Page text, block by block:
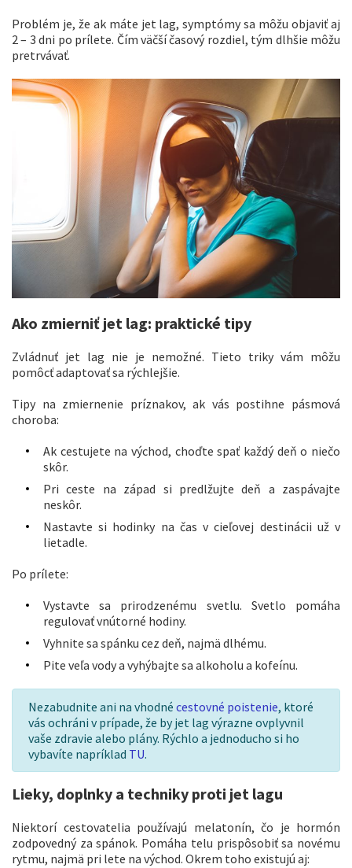
Problém je, že ak máte jet lag, symptómy sa môžu objaviť aj
2 – 3 dni po prílete. Čím väčší časový rozdiel, tým dlhšie môžu
pretrvávať.
Ako zmierniť jet lag: praktické tipy
Zvládnuť jet lag nie je nemožné. Tieto triky vám môžu
pomôcť adaptovať sa rýchlejšie.
Tipy na zmiernenie príznakov, ak vás postihne pásmová
choroba:
Ak cestujete na východ, choďte spať každý deň o niečo
skôr.
Pri ceste na západ si predlžujte deň a zaspávajte
neskôr.
Nastavte si hodinky na čas v cieľovej destinácii už v
lietadle.
Po prílete:
Vystavte sa prirodzenému svetlu. Svetlo pomáha
regulovať vnútorné hodiny.
Vyhnite sa spánku cez deň, najmä dlhému.
Pite veľa vody a vyhýbajte sa alkoholu a kofeínu.
Nezabudnite ani na vhodné cestovné poistenie, ktoré
vás ochráni v prípade, že by jet lag výrazne ovplyvnil
vaše zdravie alebo plány. Rýchlo a jednoducho si ho
vybavíte napríklad TU.
Lieky, doplnky a techniky proti jet lagu
Niektorí cestovatelia používajú melatonín, čo je hormón
zodpovedný za spánok. Pomáha telu prispôsobiť sa novému
rytmu, najmä pri lete na východ. Okrem toho existujú aj: